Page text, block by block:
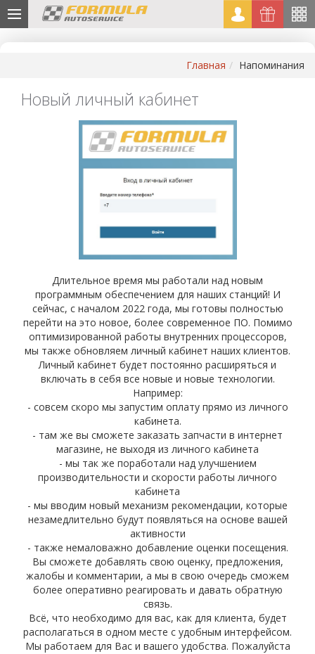
Главная Напоминания
Новый личный кабинет
Длительное время мы работали над новым
программным обеспечением для наших станций! И
сейчас, с началом 2022 года, мы готовы полностью
перейти на это новое, более современное ПО. Помимо
оптимизированной работы внутренних процессоров,
мы также обновляем личный кабинет наших клиентов.
Личный кабинет будет постоянно расширяться и
включать в себя все новые и новые технологии.
Например:
- совсем скоро мы запустим оплату прямо из личного
кабинета.
- там же вы сможете заказать запчасти в интернет
магазине, не выходя из личного кабинета
- мы так же поработали над улучшением
производительности и скорости работы личного
кабинета
- мы вводим новый механизм рекомендации, которые
незамедлительно будут появляться на основе вашей
активности
- также немаловажно добавление оценки посещения.
Вы сможете добавлять свою оценку, предложения,
жалобы и комментарии, а мы в свою очередь сможем
более оперативно реагировать и давать обратную
связь.
Всё, что необходимо для вас, как для клиента, будет
располагаться в одном месте с удобным интерфейсом.
Мы работаем для Вас и вашего удобства. Пожалуйста